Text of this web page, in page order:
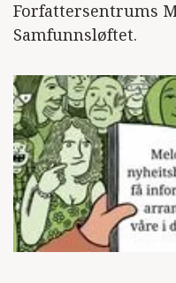
Forfattersentrums
Samfunnsløftet.